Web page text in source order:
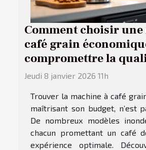
Comment choisir
café grain
compromettre la
Jeudi 8 janvier 2026 11h
Trouver la machine à café
maîtrisant son budget, n’est
De nombreux modèles
chacun promettant un café
expérience optimale.